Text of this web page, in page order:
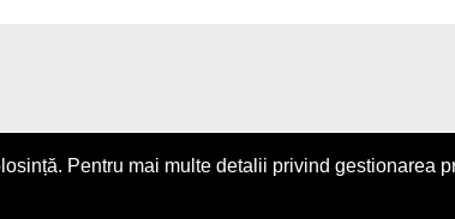
Pentru mai multe detalii privind gestionarea
tau aici Contact | All rights